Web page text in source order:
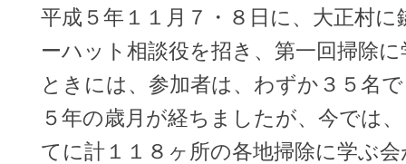
平成５年１１月７・８日に、大正村
ーハット相談役を招き、第一回掃除
ときには、参加者は、わずか３５名
５年の歳月が経ちましたが、今では
てに計１１８ヶ所の各地掃除に学ぶ